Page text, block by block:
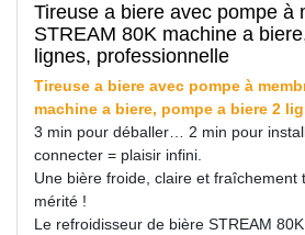
Tireuse a biere avec pompe à
STREAM 80K machine a
lignes, professionnelle
Tireuse a biere avec pompe à
machine a biere, pompe a biere 2
3 min pour déballer… 2 min pour
connecter = plaisir infini.
Une bière froide, claire et fraîchement
mérité !
Le refroidisseur de bière STREAM